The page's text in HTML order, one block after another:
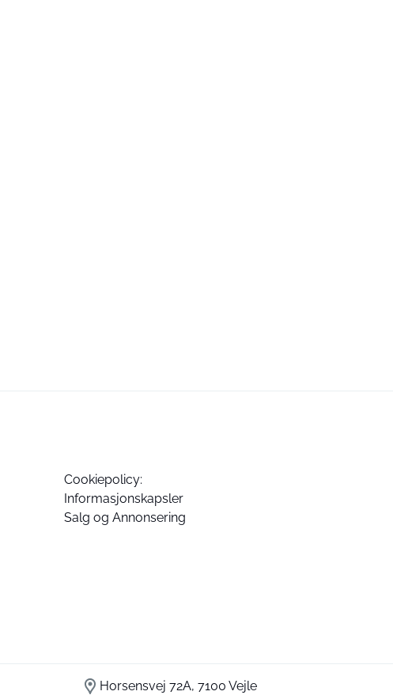
Cookiepolicy:
Informasjonskapsler
Salg og Annonsering
Horsensvej 72A, 7100 Vejle